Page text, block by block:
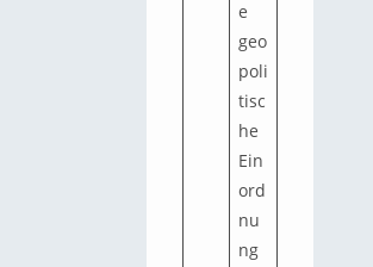
e
geo
poli
tisc
he
Ein
ord
nu
ng